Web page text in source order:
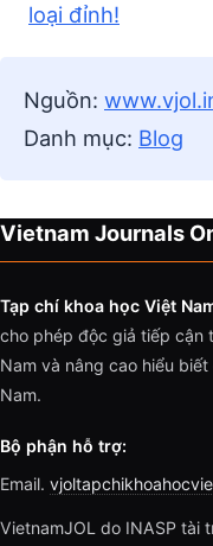
loại đỉnh!
Nguồn:
Danh mục: Blog
Vietnam Journals
Tạp chí khoa học Việt
cho phép độc giả tiếp cận
Nam và nâng cao hiểu
Nam.
Bộ phận hỗ trợ:
Email.
VietnamJOL do INASP tài